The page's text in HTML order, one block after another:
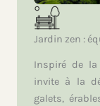
Jardin zen :
Inspiré de
invite à la
galets,